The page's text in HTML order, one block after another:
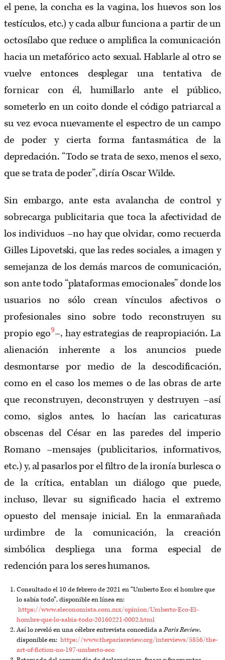
el pene, la concha es la vagina, los huevos son los
testículos, etc.) y cada albur funciona a partir de un
octosílabo que reduce o amplifica la comunicación
hacia un metafórico acto sexual. Hablarle al otro se
vuelve entonces desplegar una tentativa de
fornicar con él, humillarlo ante el público,
someterlo en un coito donde el código patriarcal a
su vez evoca nuevamente el espectro de un campo
de poder y cierta forma fantasmática de la
depredación. “Todo se trata de sexo, menos el sexo,
que se trata de poder”, diría Oscar Wilde.
Sin embargo, ante esta avalancha de control y
sobrecarga publicitaria que toca la afectividad de
los individuos –no hay que olvidar, como recuerda
Gilles Lipovetski, que las redes sociales, a imagen y
semejanza de los demás marcos de comunicación,
son ante todo “plataformas emocionales” donde los
usuarios no sólo crean vínculos afectivos o
profesionales sino sobre todo reconstruyen su
propio ego9–, hay estrategias de reapropiación. La
alienación inherente a los anuncios puede
desmontarse por medio de la descodificación,
como en el caso los memes o de las obras de arte
que reconstruyen, deconstruyen y destruyen –así
como, siglos antes, lo hacían las caricaturas
obscenas del César en las paredes del imperio
Romano –mensajes (publicitarios, informativos,
etc.) y, al pasarlos por el filtro de la ironía burlesca o
de la crítica, entablan un diálogo que puede,
incluso, llevar su significado hacia el extremo
opuesto del mensaje inicial. En la enmarañada
urdimbre de la comunicación, la creación
simbólica despliega una forma especial de
redención para los seres humanos.
Consultado el 10 de febrero de 2021 en “Umberto Eco: el hombre que
lo sabía todo”, disponible en línea en:
https://www.eleconomista.com.mx/opinion/Umberto-Eco-El-
hombre-que-lo-sabia-todo-20160221-0002.html
Así lo reveló en una célebre entrevista concedida aParis Review,
disponible en: https://www.theparisreview.org/interviews/5856/the-
art-of-fiction-no-197-umberto-eco